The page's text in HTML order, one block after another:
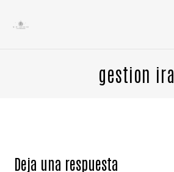
gestion ira
Deja una respuesta